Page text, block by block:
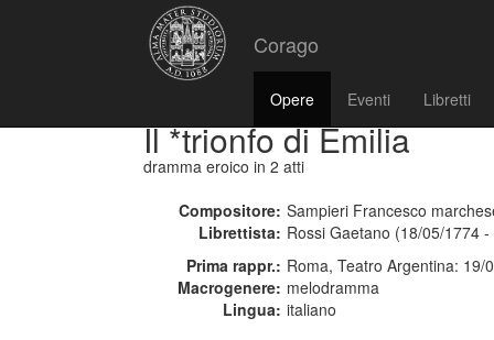
Corago
Opere Eventi Libretti
Il *trionfo di Emilia
dramma eroico in 2 atti
Compositore: Sampieri Francesco
Librettista: Rossi Gaetano (18/05/1774
Prima rappr.: Roma, Teatro Argentina: 19/
Macrogenere: melodramma
Lingua: italiano